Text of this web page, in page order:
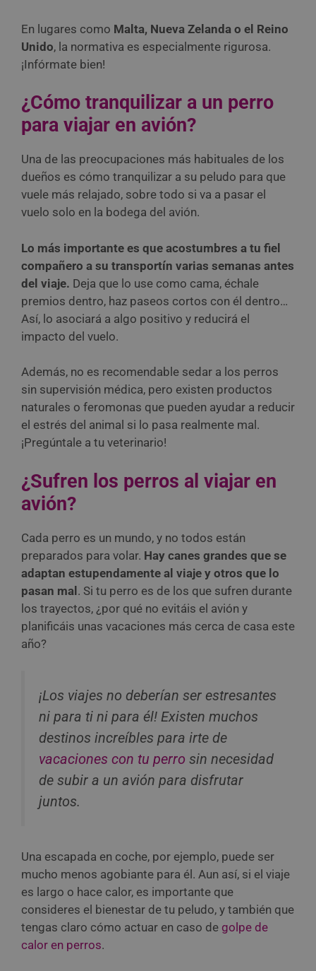
En lugares como Malta, Nueva Zelanda o el Reino
Unido, la normativa es especialmente rigurosa.
¡Infórmate bien!
¿Cómo tranquilizar a un perro
para viajar en avión?
Una de las preocupaciones más habituales de los
dueños es cómo tranquilizar a su peludo para que
vuele más relajado, sobre todo si va a pasar el
vuelo solo en la bodega del avión.
Lo más importante es que acostumbres a tu fiel
compañero a su transportín varias semanas antes
del viaje. Deja que lo use como cama, échale
premios dentro, haz paseos cortos con él dentro…
Así, lo asociará a algo positivo y reducirá el
impacto del vuelo.
Además, no es recomendable sedar a los perros
sin supervisión médica, pero existen productos
naturales o feromonas que pueden ayudar a reducir
el estrés del animal si lo pasa realmente mal.
¡Pregúntale a tu veterinario!
¿Sufren los perros al viajar en
avión?
Cada perro es un mundo, y no todos están
preparados para volar. Hay canes grandes que se
adaptan estupendamente al viaje y otros que lo
pasan mal. Si tu perro es de los que sufren durante
los trayectos, ¿por qué no evitáis el avión y
planificáis unas vacaciones más cerca de casa este
año?
¡Los viajes no deberían ser estresantes
ni para ti ni para él! Existen muchos
destinos increíbles para irte de
vacaciones con tu perro sin necesidad
de subir a un avión para disfrutar
juntos.
Una escapada en coche, por ejemplo, puede ser
mucho menos agobiante para él. Aun así, si el viaje
es largo o hace calor, es importante que
consideres el bienestar de tu peludo, y también que
tengas claro cómo actuar en caso de golpe de
calor en perros.